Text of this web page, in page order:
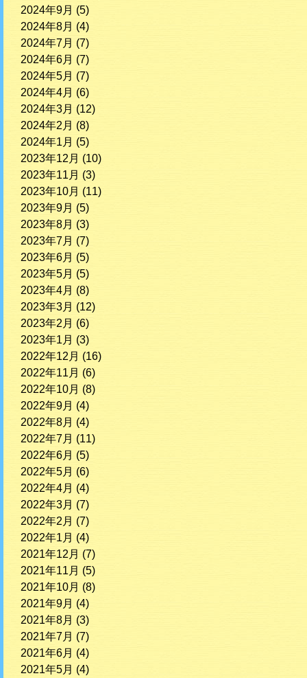
2024年9月 (5)
2024年8月 (4)
2024年7月 (7)
2024年6月 (7)
2024年5月 (7)
2024年4月 (6)
2024年3月 (12)
2024年2月 (8)
2024年1月 (5)
2023年12月 (10)
2023年11月 (3)
2023年10月 (11)
2023年9月 (5)
2023年8月 (3)
2023年7月 (7)
2023年6月 (5)
2023年5月 (5)
2023年4月 (8)
2023年3月 (12)
2023年2月 (6)
2023年1月 (3)
2022年12月 (16)
2022年11月 (6)
2022年10月 (8)
2022年9月 (4)
2022年8月 (4)
2022年7月 (11)
2022年6月 (5)
2022年5月 (6)
2022年4月 (4)
2022年3月 (7)
2022年2月 (7)
2022年1月 (4)
2021年12月 (7)
2021年11月 (5)
2021年10月 (8)
2021年9月 (4)
2021年8月 (3)
2021年7月 (7)
2021年6月 (4)
2021年5月 (4)